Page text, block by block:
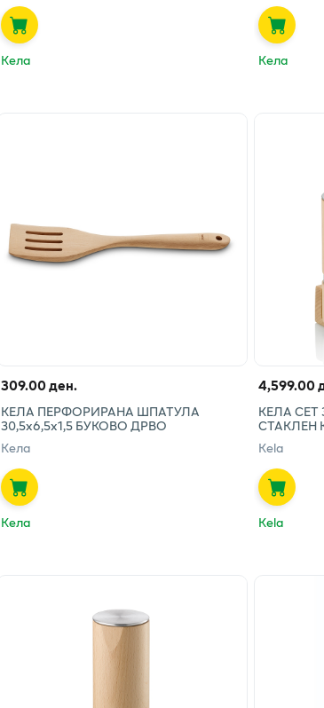
Кела Кела
309.00 ден.
КЕЛА ПЕРФОРИРАНА ШПАТУЛА
30,5x6,5x1,5 БУКОВО ДРВО
Кела
Кела
4,599.00
КЕЛА
СТАКЛЕН
Kela
Kela